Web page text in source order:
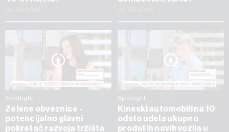
Spotlight
Zelene obveznice -
potencijalno glavni
pokretač razvoja tržišta
Spotlight
Kineski automobili na 10
odsto udela ukupno
prodatih novih vozila u